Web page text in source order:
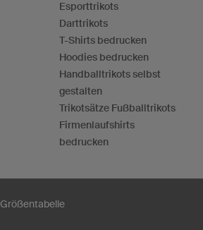
Esporttrikots
Darttrikots
T-Shirts bedrucken
Hoodies bedrucken
Handballtrikots selbst
gestalten
Trikotsätze Fußballtrikots
Firmenlaufshirts
bedrucken
Größentabelle